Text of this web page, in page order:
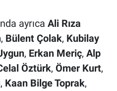
ayrıca Ali Rıza
, Bülent Çolak, Kubilay
, Erkan Meriç, Alp
Öztürk, Ömer Kurt,
, Kaan Bilge Toprak,